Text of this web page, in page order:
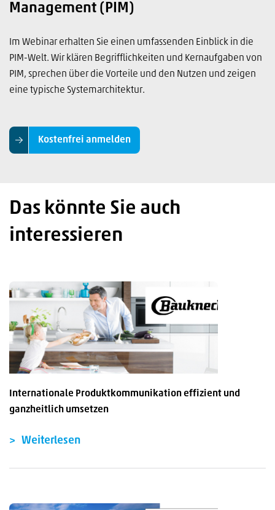
Management (PIM)
Im Webinar erhalten Sie einen umfassenden Einblick in die
PIM-Welt. Wir klären Begrifflichkeiten und Kernaufgaben von
PIM, sprechen über die Vorteile und den Nutzen und zeigen
eine typische Systemarchitektur.
Kostenfrei anmelden
Das könnte Sie auch
interessieren
Internationale Produktkommunikation effizient und
ganzheitlich umsetzen
Weiterlesen